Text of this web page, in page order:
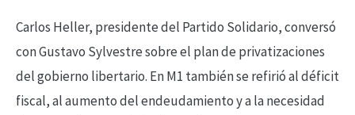
Carlos Heller, presidente del Partido Solidario, conversó
con Gustavo Sylvestre sobre el plan de privatizaciones
del gobierno libertario. En M1 también se refirió al déficit
fiscal, al aumento del endeudamiento y a la necesidad